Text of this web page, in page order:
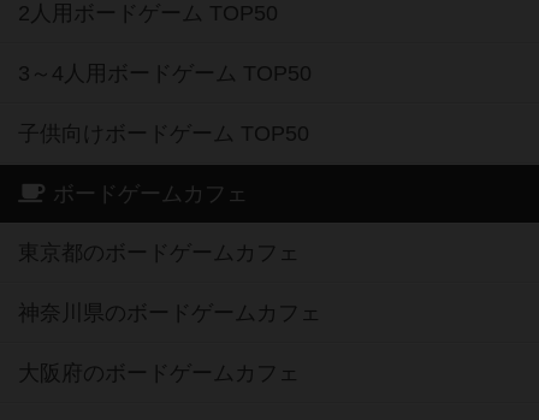
2人用ボードゲーム TOP50
3～4人用ボードゲーム TOP50
子供向けボードゲーム TOP50
ボードゲームカフェ
東京都のボードゲームカフェ
神奈川県のボードゲームカフェ
大阪府のボードゲームカフェ